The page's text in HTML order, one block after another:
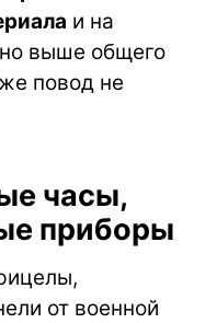
и на
выше общего
повод не
часы,
приборы
от военной